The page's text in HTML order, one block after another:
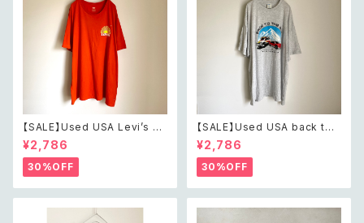
【SALE】Used USA Levi’s su
nrise design orange t shirt
レトロ アメリカ ユーズド 古着
リーバイス サンライズ デザイン
オレンジ Tシャツ XXL
¥2,786
30%OFF
【SALE】Used USA back to t
he 80s car design t shirt レ
トロ アメリカ ユーズド 古着 カ
ーデザイン ライトグレー Tシャ
ツ XXL
¥2,786
30%OFF